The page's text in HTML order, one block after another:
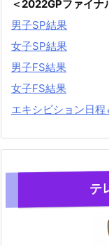
＜2022GPファイナ
男子SP結果
女子SP結果
男子FS結果
女子FS結果
エキシビション日程
テ